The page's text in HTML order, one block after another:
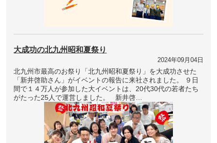
大成功の北九州昭和夏祭り
2024年09月04日
北九州市最高のお祭り「北九州昭和夏祭り」を大成功させた
「新井啓助さん」がイベントの報告に来社されました。 ９日
間で１４万人が参加した大イベントは、20代30代の若者たち
がたった25人で運営しました。 新井啓…